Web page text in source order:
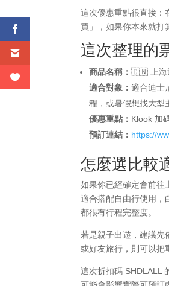
這次優惠重點很直接：
買」，如果你本來就打
這次整理的
商品名稱：🇨🇳 上海
適合對象：適合迪士
程，或暑假想找大型
優惠重點： Klook 加
預訂連結： https://
怎麼選比較
如果你已經確定會前往
適合搭配自由行使用，
都很有行程完整度。
若是親子出遊，建議先
或好友旅行，則可以把
這次折扣碼 SHDLALL